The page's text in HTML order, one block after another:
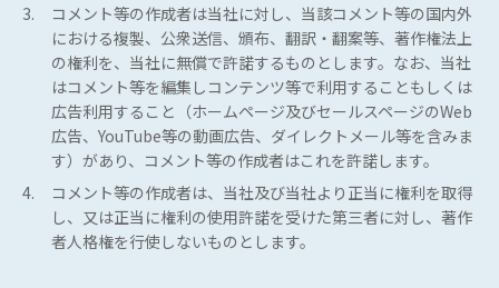
3.
コメント等の作成者は当社に対し、当該コメント等の国内外
における複製、公衆送信、頒布、翻訳・翻案等、著作権法上
の権利を、当社に無償で許諾するものとします。なお、当社
はコメント等を編集しコンテンツ等で利用することもしくは
広告利用すること（ホームページ及びセールスページのWeb
広告、YouTube等の動画広告、ダイレクトメール等を含みま
す）があり、コメント等の作成者はこれを許諾します。
4.
コメント等の作成者は、当社及び当社より正当に権利を取得
し、又は正当に権利の使用許諾を受けた第三者に対し、著作
者人格権を行使しないものとします。